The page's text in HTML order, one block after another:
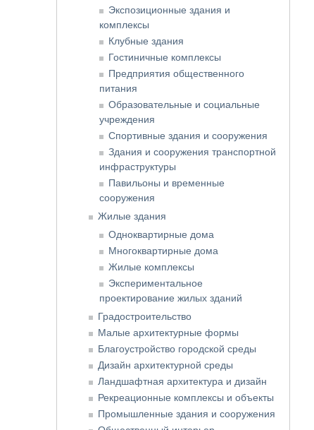
Экспозиционные здания и
комплексы
Клубные здания
Гостиничные комплексы
Предприятия общественного
питания
Образовательные и социальные
учреждения
Спортивные здания и сооружения
Здания и сооружения транспортной
инфраструктуры
Павильоны и временные
сооружения
Жилые здания
Одноквартирные дома
Многоквартирные дома
Жилые комплексы
Экспериментальное
проектирование жилых зданий
Градостроительство
Малые архитектурные формы
Благоустройство городской среды
Дизайн архитектурной среды
Ландшафтная архитектура и дизайн
Рекреационные комплексы и объекты
Промышленные здания и сооружения